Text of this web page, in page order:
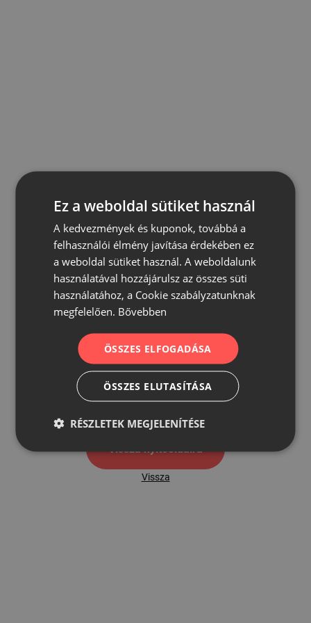
500
Vissza nyítóoldalra
Vissza
Ez a weboldal sütiket használ
A kedvezmények és kuponok, továbbá a
felhasználói élmény javítása érdekében ez
a weboldal sütiket használ. A weboldalunk
használatával hozzájárulsz az összes süti
használatához, a Cookie szabályzatunknak
megfelelően. Bővebben
ÖSSZES ELFOGADÁSA
ÖSSZES ELUTASÍTÁSA
RÉSZLETEK MEGJELENÍTÉSE